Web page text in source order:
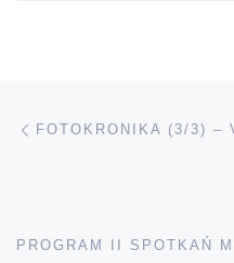
Przeglądanie